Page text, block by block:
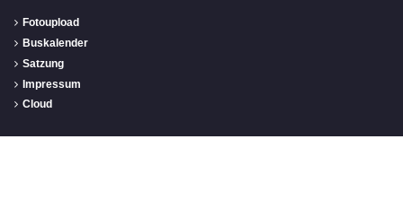
Fotoupload
Buskalender
Satzung
Impressum
Cloud